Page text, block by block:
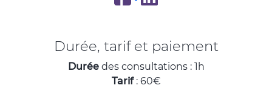
Durée, tarif et paiement
Duréedes consultations : 1h
Tarif: 60€